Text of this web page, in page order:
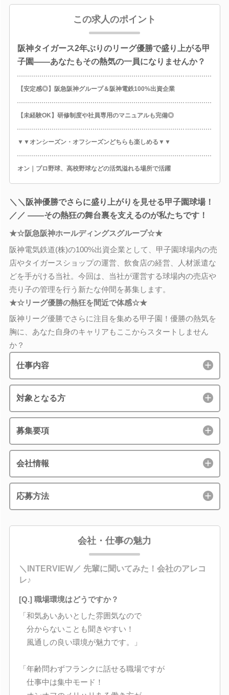
この求人のポイント
阪神タイガース2年ぶりのリーグ優勝で盛り上がる甲
子園――あなたもその熱気の一員になりませんか？
【安定感◎】阪急阪神グループ＆阪神電鉄100%出資企業
【未経験OK】研修制度や社員専用のマニュアルも完備◎
▼▼オンシーズン・オフシーズンどちらも楽しめる▼▼
オン｜プロ野球、高校野球などの活気溢れる場所で活躍
＼＼阪神優勝でさらに盛り上がりを見せる甲子園球場！
／／ ――その熱狂の舞台裏を支えるのが私たちです！
★☆阪急阪神ホールディングスグループ☆★
阪神電気鉄道(株)の100%出資企業として、甲子園球場内の売
店やタイガースショップの運営、飲食店の経営、人材派遣な
どを手がける当社。今回は、当社が運営する球場内の売店や
売り子の管理を行う新たな仲間を募集します。
★☆リーグ優勝の熱狂を間近で体感☆★
阪神リーグ優勝でさらに注目を集める甲子園！優勝の熱気を
胸に、あなた自身のキャリアもここからスタートしません
か？
仕事内容
対象となる方
募集要項
会社情報
応募方法
会社・仕事の魅力
＼INTERVIEW／ 先輩に聞いてみた！会社のアレコ
レ♪
[Q.] 職場環境はどうですか？
「和気あいあいとした雰囲気なので
分からないことも聞きやすい！
風通しの良い環境が魅力です。」
「年齢問わずフランクに話せる職場ですが
仕事中は集中モード！